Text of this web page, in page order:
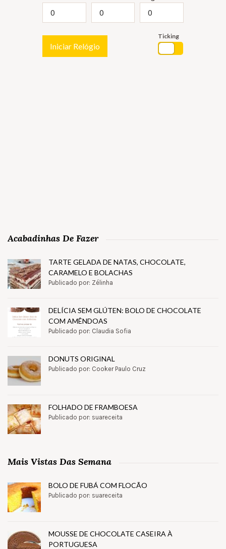
Iniciar Relógio
Ticking
Acabadinhas De Fazer
TARTE GELADA DE NATAS, CHOCOLATE,
CARAMELO E BOLACHAS
Publicado por: Zélinha
DELÍCIA SEM GLÚTEN: BOLO DE CHOCOLATE
COM AMÊNDOAS
Publicado por: Claudia Sofia
DONUTS ORIGINAL
Publicado por: Cooker Paulo Cruz
FOLHADO DE FRAMBOESA
Publicado por: suareceita
Mais Vistas Das Semana
BOLO DE FUBÁ COM FLOCÃO
Publicado por: suareceita
MOUSSE DE CHOCOLATE CASEIRA À
PORTUGUESA